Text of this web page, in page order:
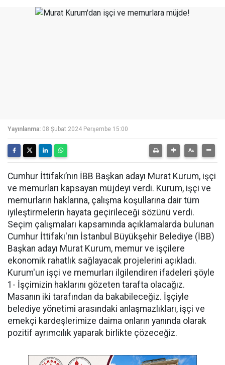
Yayınlanma: 08 Şubat 2024 Perşembe 15:00
Cumhur İttifakı’nın İBB Başkan adayı Murat Kurum, işçi
ve memurları kapsayan müjdeyi verdi. Kurum, işçi ve
memurların haklarına, çalışma koşullarına dair tüm
iyileştirmelerin hayata geçirileceği sözünü verdi.
Seçim çalışmaları kapsamında açıklamalarda bulunan
Cumhur İttifakı'nın İstanbul Büyükşehir Belediye (İBB)
Başkan adayı Murat Kurum, memur ve işçilere
ekonomik rahatlık sağlayacak projelerini açıkladı.
Kurum'un işçi ve memurları ilgilendiren ifadeleri şöyle
1- İşçimizin haklarını gözeten tarafta olacağız.
Masanın iki tarafından da bakabileceğiz. İşçiyle
belediye yönetimi arasındaki anlaşmazlıkları, işçi ve
emekçi kardeşlerimize daima onların yanında olarak
pozitif ayrımcılık yaparak birlikte çözeceğiz.